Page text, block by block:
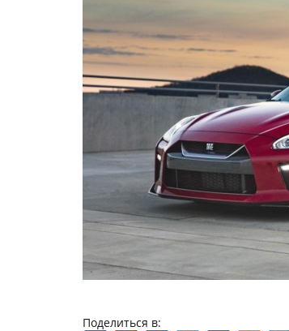
Поделиться в: